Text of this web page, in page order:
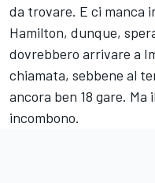
da trovare. E ci manca
Hamilton, dunque,
dovrebbero arrivare a
chiamata, sebbene al
ancora ben 18 gare. Ma
incombono.